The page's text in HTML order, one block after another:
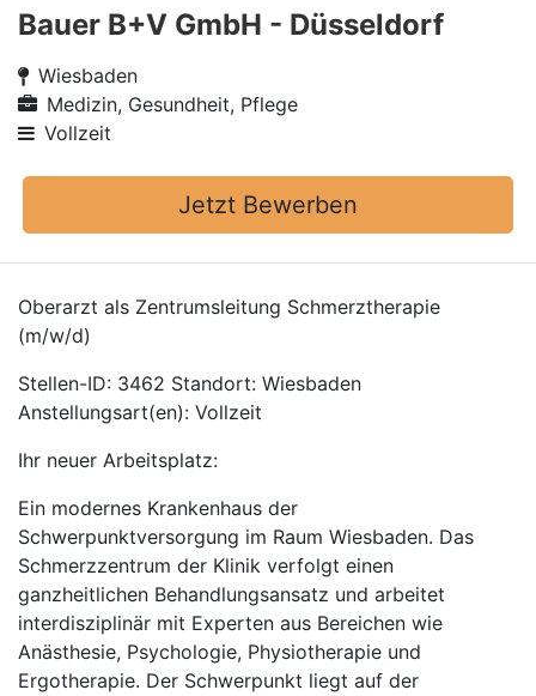
Bauer B+V GmbH - Düsseldorf
Wiesbaden
Medizin, Gesundheit, Pflege
Vollzeit
Jetzt Bewerben
Oberarzt als Zentrumsleitung Schmerztherapie
(m/w/d)
Stellen-ID: 3462 Standort: Wiesbaden
Anstellungsart(en): Vollzeit
Ihr neuer Arbeitsplatz:
Ein modernes Krankenhaus der
Schwerpunktversorgung im Raum Wiesbaden. Das
Schmerzzentrum der Klinik verfolgt einen
ganzheitlichen Behandlungsansatz und arbeitet
interdisziplinär mit Experten aus Bereichen wie
Anästhesie, Psychologie, Physiotherapie und
Ergotherapie. Der Schwerpunkt liegt auf der